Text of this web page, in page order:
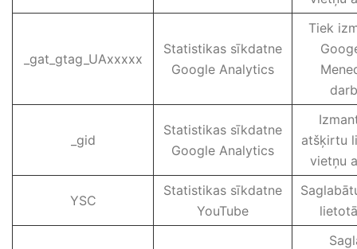
_gat_gtag_UAxxxxx
Statistikas sīkdatne
Google Analytics
Tiek
_gid
Statistikas sīkdatne
Google Analytics
atšķirtu
vietņu
YSC
Statistikas sīkdatne
YouTube